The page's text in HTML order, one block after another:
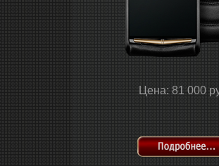
Цена: 81 000